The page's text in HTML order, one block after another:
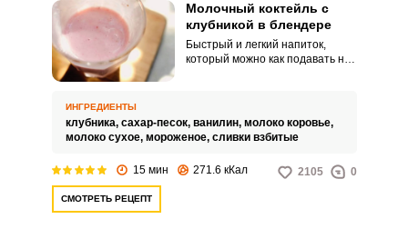
Молочный коктейль с
клубникой в блендере
Быстрый и легкий напиток,
который можно как подавать на
ИНГРЕДИЕНТЫ
клубника, сахар-песок, ванилин, молоко коровье,
молоко сухое, мороженое, сливки взбитые
15 мин 271.6 кКал 2105 0
СМОТРЕТЬ РЕЦЕПТ